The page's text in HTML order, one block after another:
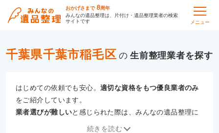
おかげさまで 8周年
みんなの遺品整理は、片付け・遺品整理業者の検索
サイトです
メニュー
千葉県千葉市稲毛区 の 生前整理
はじめての依頼でも安心。適切な資格をもつ優良業者のみ
をご紹介しています。
業者選びが難しいと感じられた際は、みんなの遺品整理に
続きを読む